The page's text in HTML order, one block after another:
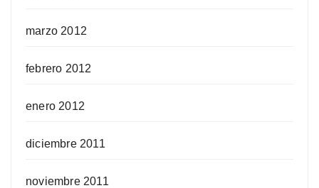
marzo 2012
febrero 2012
enero 2012
diciembre 2011
noviembre 2011